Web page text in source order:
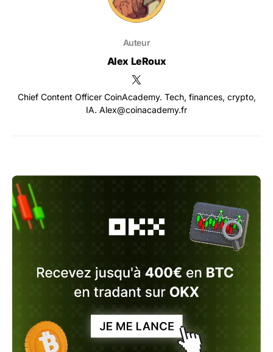
Auteur
Alex LeRoux
Chief Content Officer CoinAcademy. Tech, finances, crypto,
IA. Alex@coinacademy.fr